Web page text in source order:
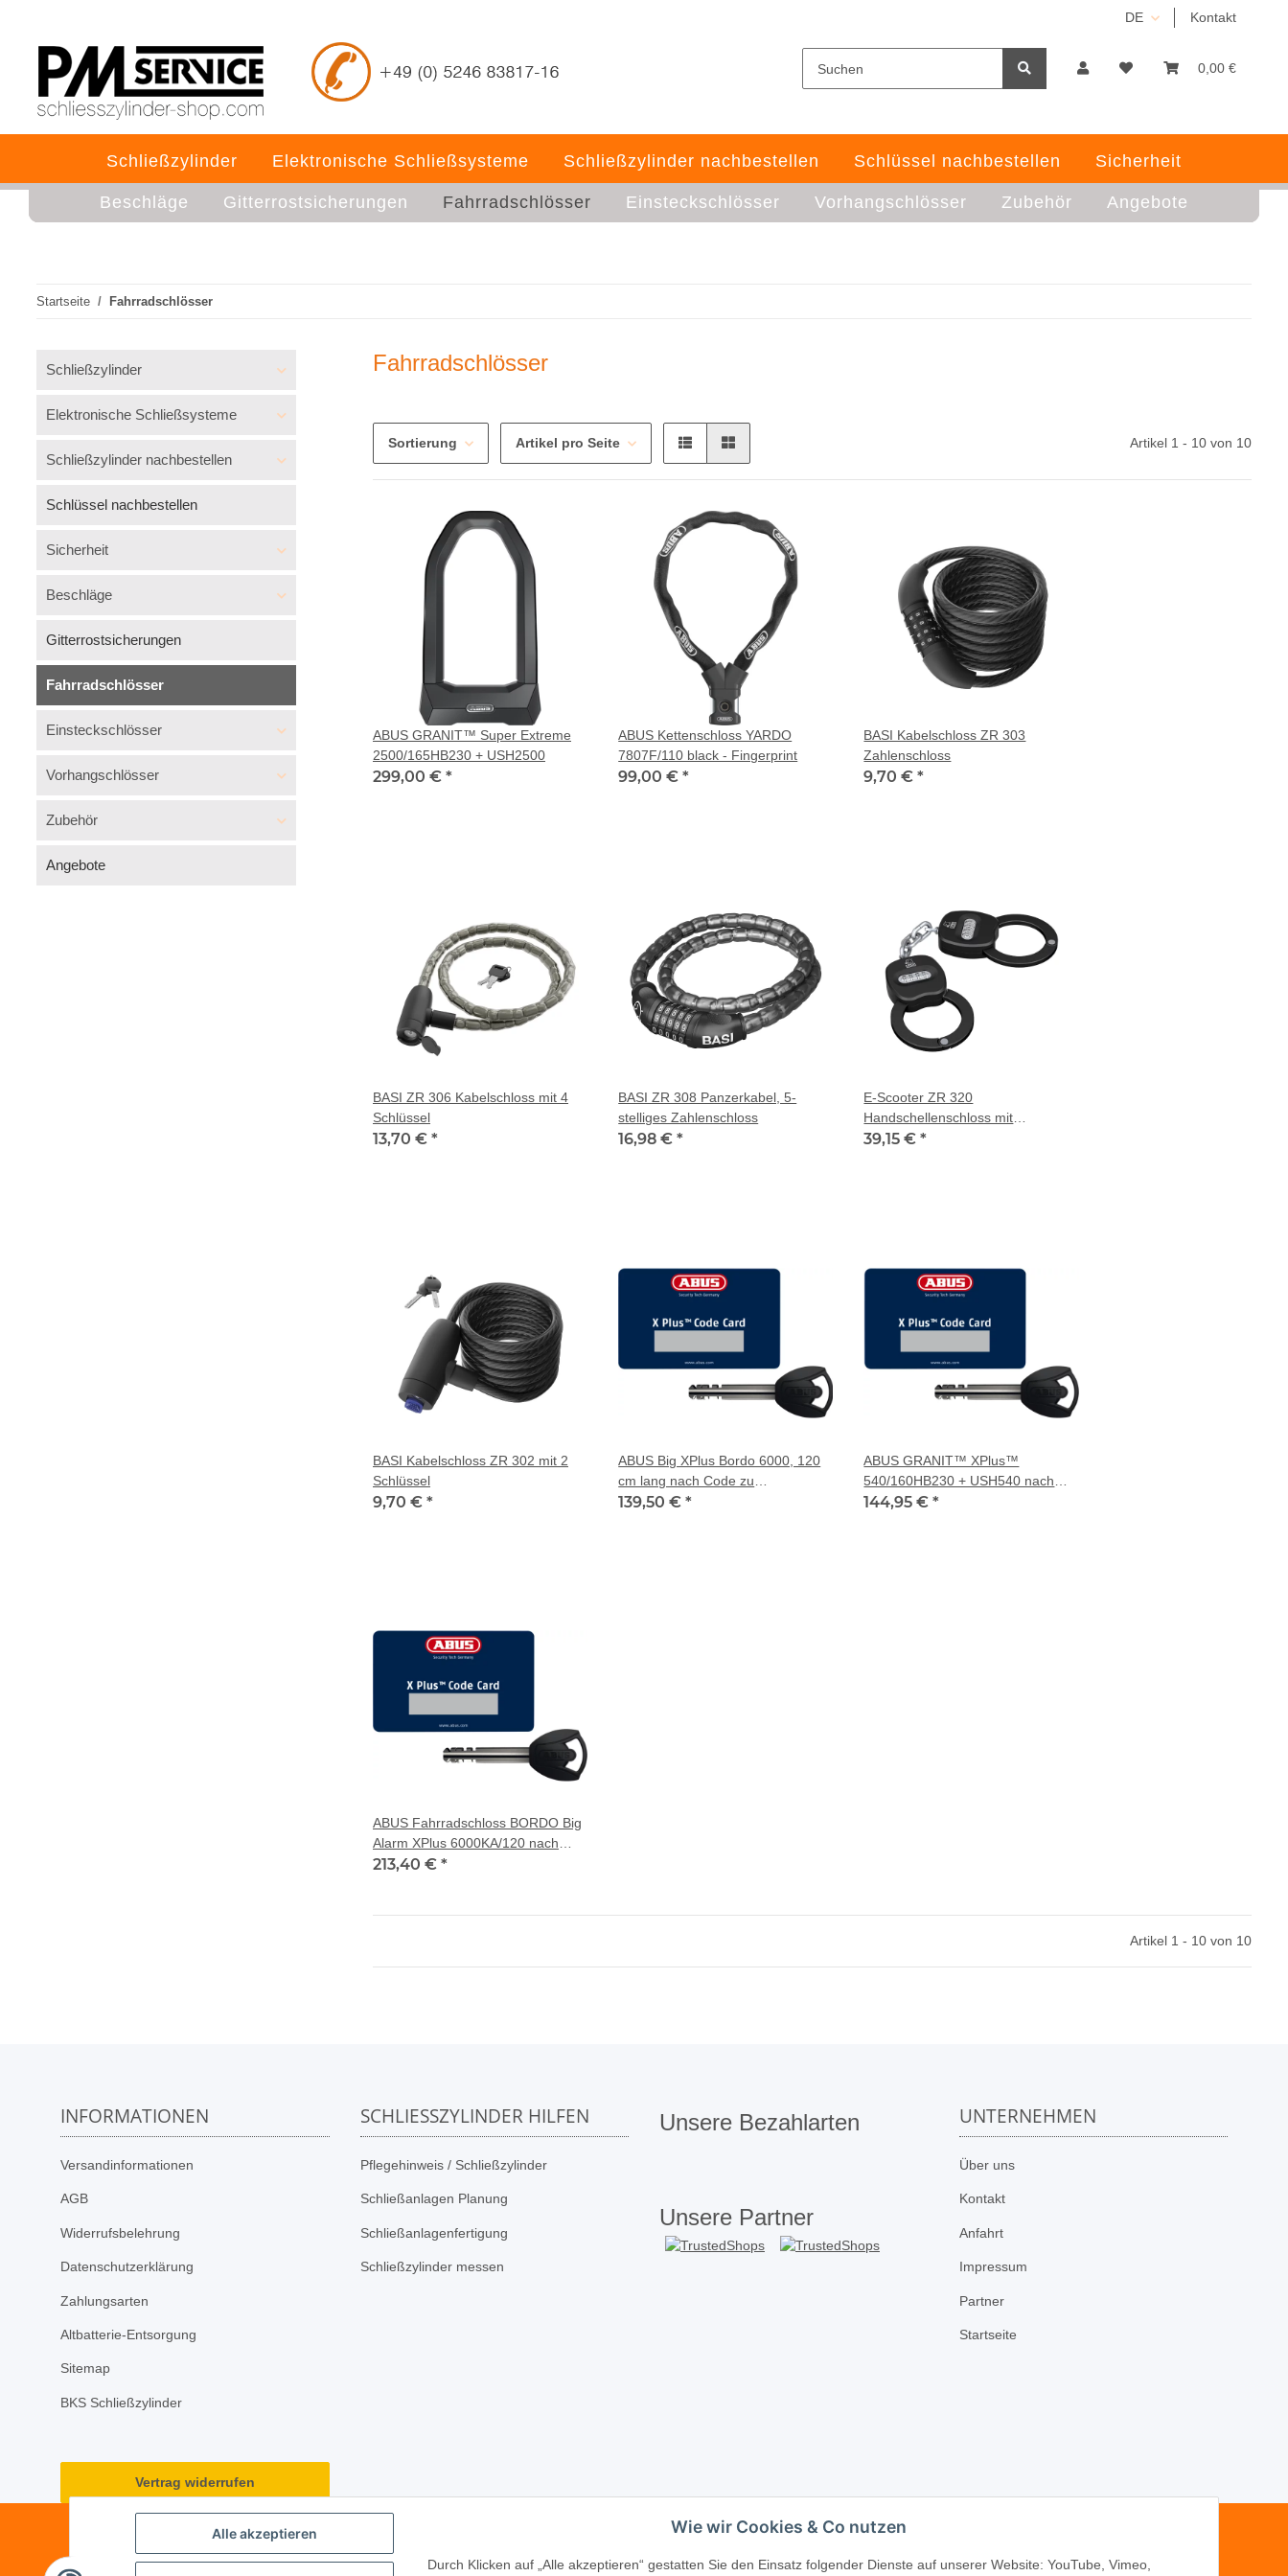
DE Kontakt
0,00 €
Schließzylinder Elektronische Schließsysteme Schließzylinder nachbestellen Schlüssel nachbestellen Sicherheit
Beschläge Gitterrostsicherungen Fahrradschlösser Einsteckschlösser Vorhangschlösser Zubehör Angebote
Startseite Fahrradschlösser
Fahrradschlösser
Sortierung Artikel pro Seite Artikel 1 - 10 von 10
ABUS GRANIT™ Super Extreme
2500/165HB230 + USH2500
299,00 € *
ABUS Kettenschloss YARDO
7807F/110 black - Fingerprint
99,00 €*
BASI Kabelschloss ZR 303
Zahlenschloss
9,70 €*
BASI ZR 306 Kabelschloss mit 4
Schlüssel
13,70 € *
BASI ZR 308 Panzerkabel, 5-
stelliges Zahlenschloss
16,98 €*
E-Scooter ZR 320
Handschellenschloss mit
vierstelligem Zahlencode
39,15 €*
BASI Kabelschloss ZR 302 mit 2
Schlüssel
9,70 € *
ABUS Big XPlus Bordo 6000, 120
cm lang nach Code zu
bestehender Schließung
139,50 €*
ABUS GRANIT™ XPlus™
540/160HB230 + USH540 nach
Code
144,95 €*
ABUS Fahrradschloss BORDO Big
Alarm XPlus 6000KA/120 nach
Code
213,40 € *
Artikel 1 - 10 von 10
Schließzylinder
Elektronische Schließsysteme
Schließzylinder nachbestellen
Schlüssel nachbestellen
Sicherheit
Beschläge
Gitterrostsicherungen
Fahrradschlösser
Einsteckschlösser
Vorhangschlösser
Zubehör
Angebote
INFORMATIONEN
Versandinformationen
AGB
Widerrufsbelehrung
Datenschutzerklärung
Zahlungsarten
Altbatterie-Entsorgung
Sitemap
BKS Schließzylinder
SCHLIESSZYLINDER HILFEN
Pflegehinweis / Schließzylinder
Schließanlagen Planung
Schließanlagenfertigung
Schließzylinder messen
Unsere Bezahlarten
Unsere Partner
UNTERNEHMEN
Über uns
Kontakt
Anfahrt
Impressum
Partner
Startseite
Vertrag widerrufen
Alle akzeptieren Wie wir Cookies & Co nutzen
Durch Klicken auf „Alle akzeptieren“ gestatten Sie den Einsatz folgender Dienste auf unserer Website: YouTube, Vimeo,